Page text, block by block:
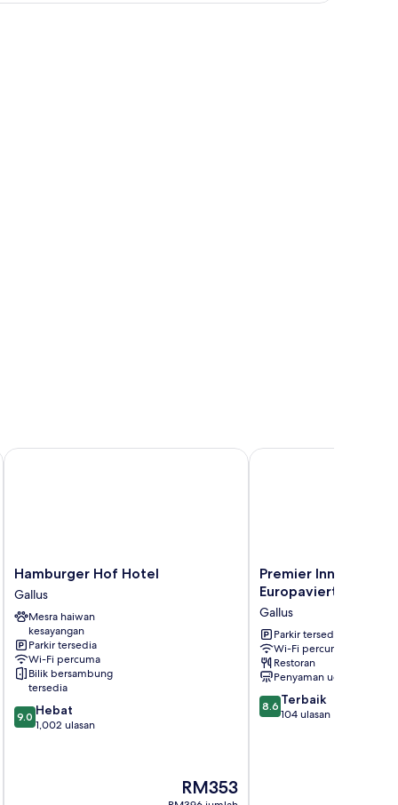
Hamburger
Hof
Hotel
Gallus
Hamburger Hof Hotel
Gallus
Mesra haiwan
kesayangan
Parkir tersedia
Wi-Fi percuma
Bilik bersambung
tersedia
9.0
daripada
9.0 Hebat
1,002 ulasan
Harga
ialah
RM353
Hamburger Hof Hotel
Premier
Inn
Frankfurt
City
Europaviertel
Gallus
Premier Inn
Europaviertel
Gallus
Parkir tersedia
Wi-Fi percuma
Restoran
Penyaman udara
8.6
daripada
8.6 Terbaik
104 ulasan
Premier Inn Frankfurt